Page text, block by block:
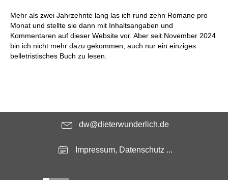
Mehr als zwei Jahrzehnte lang las ich rund zehn Romane pro
Monat und stellte sie dann mit Inhaltsangaben und
Kommentaren auf dieser Website vor. Aber seit November 2024
bin ich nicht mehr dazu gekommen, auch nur ein einziges
belletristisches Buch zu lesen.
dw@dieterwunderlich.de
Impressum, Datenschutz ...